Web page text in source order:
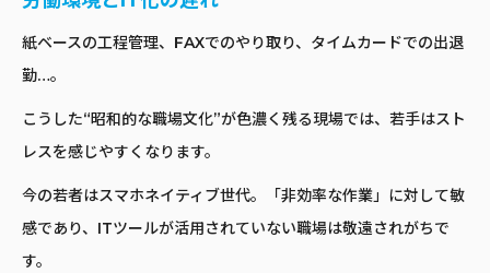
紙ベースの工程管理、FAXでのやり取り、タイムカードでの出退
勤…。
こうした“昭和的な職場文化”が色濃く残る現場では、若手はスト
レスを感じやすくなります。
今の若者はスマホネイティブ世代。「非効率な作業」に対して敏
感であり、ITツールが活用されていない職場は敬遠されがちで
す。